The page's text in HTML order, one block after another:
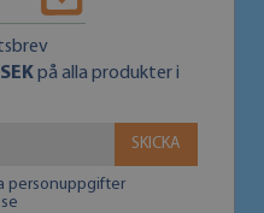
på alla produkter i
SKICKA
personuppgifter